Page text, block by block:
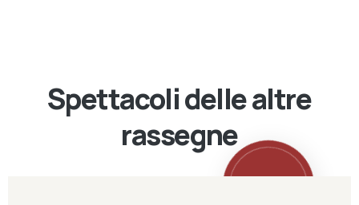
Spettacoli delle altre
rassegne